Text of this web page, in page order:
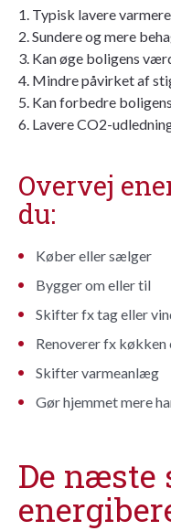
1. Typisk lavere
2. Sundere og mere
3. Kan øge boligens
4. Mindre påvirket af
5. Kan forbedre
6. Lavere CO2-
Overvej
du:
Køber eller sælger
Bygger om eller til
Skifter fx tag eller
Renoverer fx køkken
Skifter varmeanlæg
Gør hjemmet mere
De næste